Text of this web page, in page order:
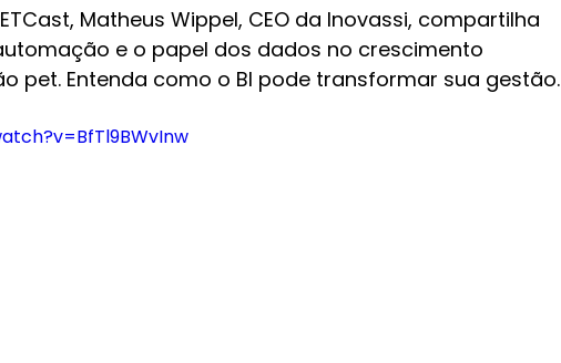
Matheus Wippel, CEO da Inovassi, compartilha
e o papel dos dados no crescimento
pet. Entenda como o BI pode transformar sua gestão.